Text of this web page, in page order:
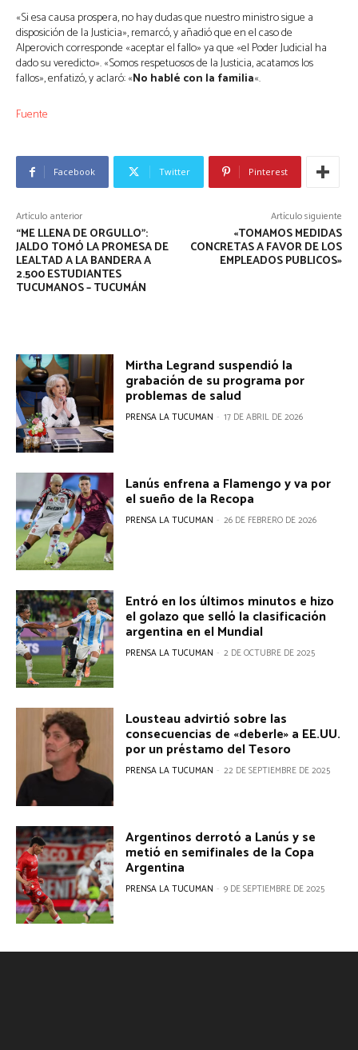
«Si esa causa prospera, no hay dudas que nuestro ministro sigue a
disposición de la Justicia», remarcó, y añadió que en el caso de
Alperovich corresponde «aceptar el fallo» ya que «el Poder Judicial ha
dado su veredicto». «Somos respetuosos de la Justicia, acatamos los
fallos», enfatizó, y aclaró: «No hablé con la familia«.
Fuente
Facebook Twitter Pinterest
Artículo anterior
“ME LLENA DE ORGULLO”:
JALDO TOMÓ LA PROMESA DE
LEALTAD A LA BANDERA A
2.500 ESTUDIANTES
TUCUMANOS – TUCUMÁN
Artículo siguiente
«TOMAMOS MEDIDAS
CONCRETAS A FAVOR DE LOS
EMPLEADOS PUBLICOS»
Mirtha Legrand suspendió la
grabación de su programa por
problemas de salud
PRENSA LA TUCUMAN - 17 DE ABRIL DE 2026
Lanús enfrena a Flamengo y va por
el sueño de la Recopa
PRENSA LA TUCUMAN - 26 DE FEBRERO DE 2026
Entró en los últimos minutos e hizo
el golazo que selló la clasificación
argentina en el Mundial
PRENSA LA TUCUMAN - 2 DE OCTUBRE DE 2025
Lousteau advirtió sobre las
consecuencias de «deberle» a EE.UU.
por un préstamo del Tesoro
PRENSA LA TUCUMAN - 22 DE SEPTIEMBRE DE 2025
Argentinos derrotó a Lanús y se
metió en semifinales de la Copa
Argentina
PRENSA LA TUCUMAN - 9 DE SEPTIEMBRE DE 2025